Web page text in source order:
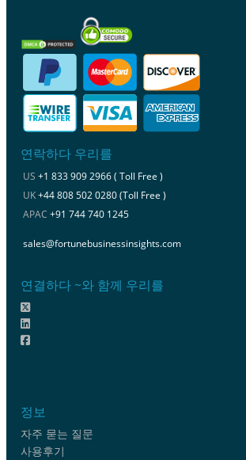
연락하다 우리를
US +1 833 909 2966 ( Toll Free )
UK+44 808 502 0280 (Toll Free )
APAC +91 744 740 1245
sales@fortunebusinessinsights.com
연결하다 ~와 함께 우리를
정보
자주 묻는 질문
사용후기